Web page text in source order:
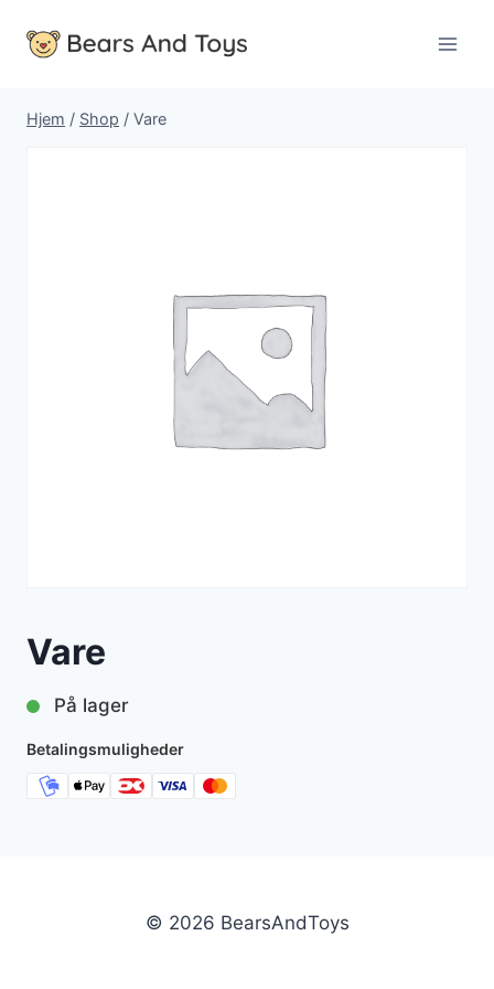
Hjem / Shop / Vare
Vare
På lager
Betalingsmuligheder
© 2026 BearsAndToys